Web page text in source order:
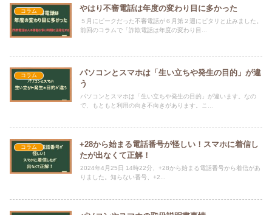
コラム やはり不審電話は年度の変わり目に多かった
５月にピークだった不審電話が６月第２週にピタリと止みました。
前回のコラムで「詐欺電話は年度の変わり目...
コラム
パソコンとスマホは「生い立ちや発生の目的」が違
う
パソコンとスマホは「生い立ちや発生の目的」が違います。なの
で、もともと利用の向き不向きがあります。こ...
コラム
+28から始まる電話番号が怪しい！スマホに着信し
たが出なくて正解！
2024年4月25日 14時22分、+28から始まる電話番号から着信があ
りました。知らない番号、+2...